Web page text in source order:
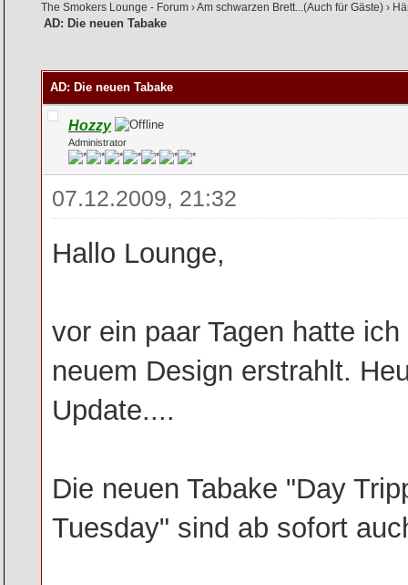
The Smokers Lounge - Forum ›Am schwarzen Brett...(Auch für Gäste) ›
AD: Die neuen Tabake
AD: Die neuen Tabake
Hozzy
Administrator
07.12.2009, 21:32
Hallo Lounge,
vor ein paar Tagen hatte
neuem Design erstrahlt.
Update....
Die neuen Tabake "Day
Tuesday" sind ab sofort